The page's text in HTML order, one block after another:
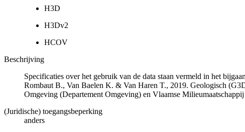
H3D
H3Dv2
HCOV
Beschrijving
Specificaties over het gebruik van de data staan vermeld in het
Rombaut B., Van Baelen K. & Van Haren T., 2019. Geologisch
Omgeving (Departement Omgeving) en Vlaamse
(Juridische) toegangsbeperking
anders